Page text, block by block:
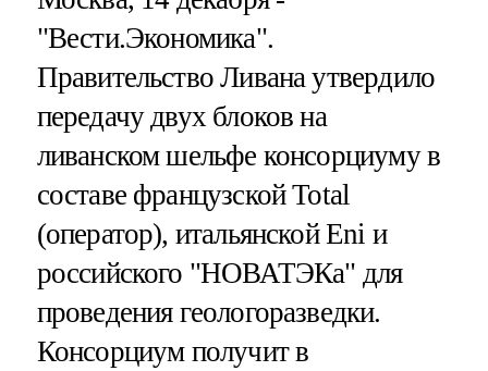
"Вести.Экономика".
Правительство Ливана утвердило
передачу двух блоков на
ливанском шельфе консорциуму в
составе французской Total
(оператор), итальянской Eni и
российского "НОВАТЭКа" для
проведения геологоразведки.
Консорциум получит в